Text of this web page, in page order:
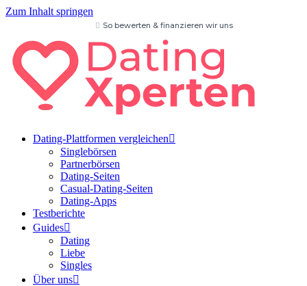
Zum Inhalt springen
So bewerten & finanzieren wir uns
Dating-Plattformen vergleichen
Singlebörsen
Partnerbörsen
Dating-Seiten
Casual-Dating-Seiten
Dating-Apps
Testberichte
Guides
Dating
Liebe
Singles
Über uns